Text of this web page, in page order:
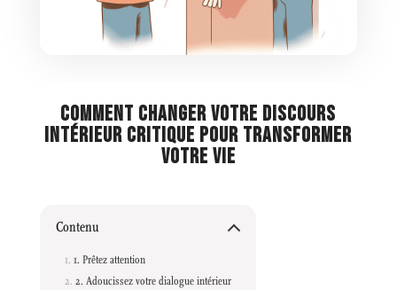
COMMENT CHANGER VOTRE DISCOURS
INTÉRIEUR CRITIQUE POUR TRANSFORMER
VOTRE VIE
Contenu
1. Prêtez attention
2. Adoucissez votre dialogue intérieur